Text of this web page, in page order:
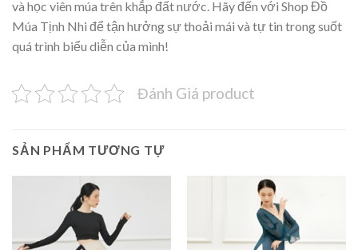
và học viên múa trên khắp đất nước. Hãy đến với Shop Đồ
Múa Tịnh Nhi để tận hưởng sự thoải mái và tự tin trong suốt
quá trình biểu diễn của mình!
Đánh Giá product
SẢN PHẨM TƯƠNG TỰ